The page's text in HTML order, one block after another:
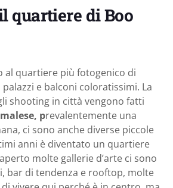
quartiere di Boo
al quartiere più fotogenico di
e balconi coloratissimi. La
shooting in città vengono fatti
prevalentemente una
ci sono anche diverse piccole
anni è diventato un quartiere
molte gallerie d’arte ci sono
bar di tendenza e rooftop, molte